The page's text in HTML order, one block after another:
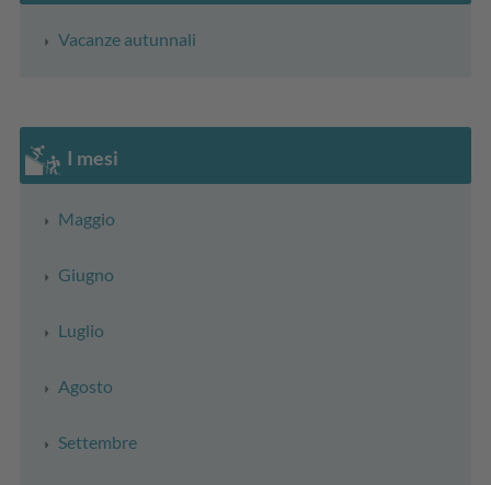
Vacanze autunnali
I mesi
Maggio
Giugno
Luglio
Agosto
Settembre